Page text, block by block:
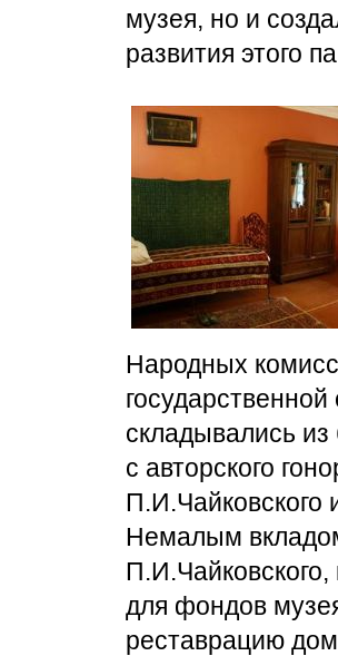
музея, но и
развития этого
Народных
складывались
с авторского
П.И.Чайковского
Немалым
для фондов
реставрацию